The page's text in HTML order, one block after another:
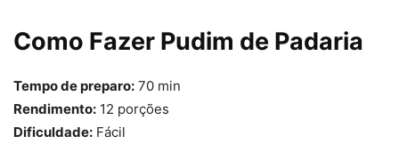
Como Fazer Pudim de Padaria
Tempo de preparo: 70 min
Rendimento: 12 porções
Dificuldade: Fácil